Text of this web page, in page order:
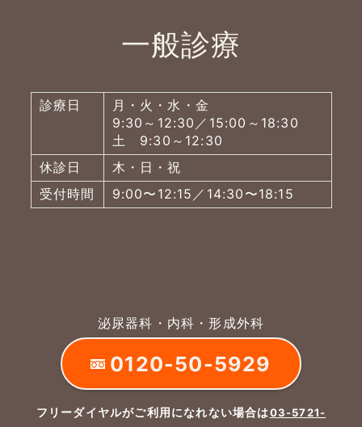
一般診療
診療日
月・火・水・金
9:30～12:30／15:00～18:30
土 9:30～12:30
休診日
木・日・祝
受付時間
9:00〜12:15／14:30〜18:15
泌尿器科・内科・形成外科
0120-50-5929
フリーダイヤルがご利用になれない場合は03-5721-